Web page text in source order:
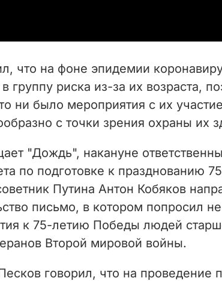
i
d
o
что на фоне эпидемии
группу риска из-за их возраста,
ни было мероприятия с их
с точки зрения охраны их
"Дождь", накануне
по подготовке к празднованию
Путина Антон Кобяков
письмо, в котором попросил
к 75-летию Победы людей
Второй мировой войны.
говорил, что на проведение